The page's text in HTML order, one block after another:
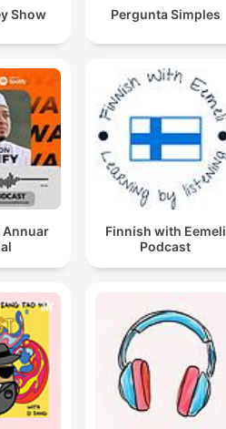
Show Pergunta Simples
Annuar
Finnish with Eemeli
Podcast